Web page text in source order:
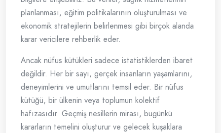
planlanması, eğitim politikalarının oluşturulması ve
ekonomik stratejilerin belirlenmesi gibi birçok alanda
karar vericilere rehberlik eder.
Ancak nüfus kütükleri sadece istatistiklerden ibaret
değildir. Her bir sayı, gerçek insanların yaşamlarını,
deneyimlerini ve umutlarını temsil eder. Bir nüfus
kütüğü, bir ülkenin veya toplumun kolektif
hafızasıdır. Geçmiş nesillerin mirası, bugünkü
kararların temelini oluşturur ve gelecek kuşaklara